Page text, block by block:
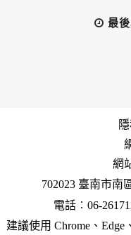
最
網
702023 臺南市南
電話︰06-
建議使用 Chrome、